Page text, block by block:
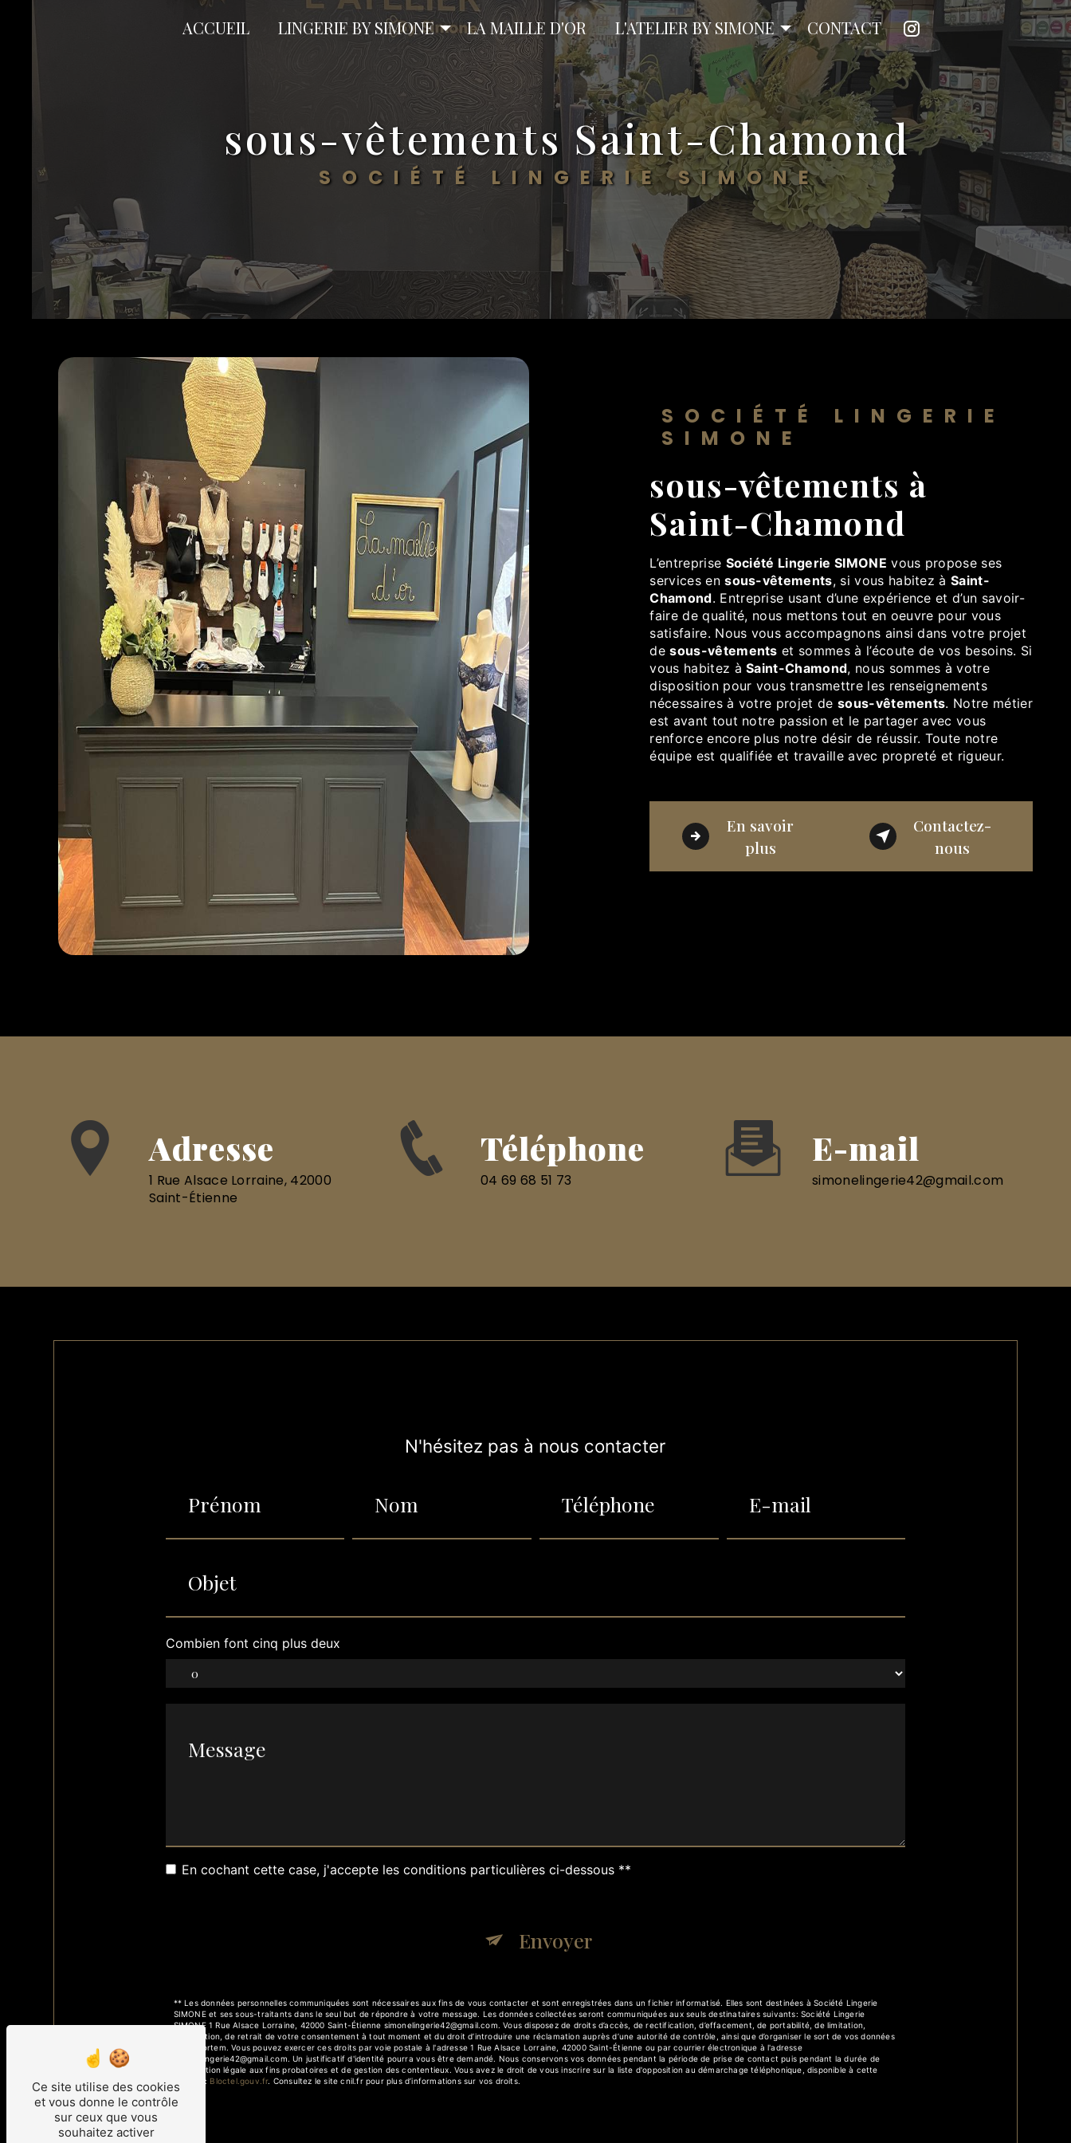
ACCUEIL LINGERIE BY SIMONE LA MAILLE D'OR L'ATELIER BY SIMONE CONTACT
sous-vêtements Saint-Chamond
SOCIÉTÉ LINGERIE SIMONE
SOCIÉTÉ LINGERIE
SIMONE
sous-vêtements à
Saint-Chamond
L’entreprise Société Lingerie SIMONE vous propose ses
services ensous-vêtements, si vous habitez àSaint-
Chamond. Entreprise usant d’une expérience et d’un savoir-
faire de qualité, nous mettons tout en oeuvre pour vous
satisfaire. Nous vous accompagnons ainsi dans votre projet
desous-vêtements et sommes à l’écoute de vos besoins. Si
vous habitez àSaint-Chamond, nous sommes à votre
disposition pour vous transmettre les renseignements
nécessaires à votre projet de sous-vêtements. Notre métier
est avant tout notre passion et le partager avec vous
renforce encore plus notre désir de réussir. Toute notre
équipe est qualifiée et travaille avec propreté et rigueur.
En savoir
plus
Contactez-
nous
Adresse
1 Rue Alsace Lorraine, 42000
Saint-Étienne
Téléphone
04 69 68 51 73
E-mail
simonelingerie42@gmail.com
N'hésitez pas à nous contacter
Combien font cinq plus deux
En cochant cette case, j'accepte les conditions particulières ci-dessous **
Envoyer
** Les données personnelles communiquées sont nécessaires aux fins de vous contacter et sont enregistrées dans un fichier informatisé. Elles sont destinées à Société Lingerie
SIMONE et ses sous-traitants dans le seul but de répondre à votre message. Les données collectées seront communiquées aux seuls destinataires suivants: Société Lingerie
SIMONE 1 Rue Alsace Lorraine, 42000 Saint-Étienne simonelingerie42@gmail.com. Vous disposez de droits d’accès, de rectification, d’effacement, de portabilité, de limitation,
d’opposition, de retrait de votre consentement à tout moment et du droit d’introduire une réclamation auprès d’une autorité de contrôle, ainsi que d’organiser le sort de vos données
post-mortem. Vous pouvez exercer ces droits par voie postale à l'adresse 1 Rue Alsace Lorraine, 42000 Saint-Étienne ou par courrier électronique à l'adresse
simonelingerie42@gmail.com. Un justificatif d'identité pourra vous être demandé. Nous conservons vos données pendant la période de prise de contact puis pendant la durée de
prescription légale aux fins probatoires et de gestion des contentieux. Vous avez le droit de vous inscrire sur la liste d'opposition au démarchage téléphonique, disponible à cette
adresse: Bloctel.gouv.fr. Consultez le site cnil.fr pour plus d’informations sur vos droits.
Ce site utilise des cookies
et vous donne le contrôle
sur ceux que vous
souhaitez activer